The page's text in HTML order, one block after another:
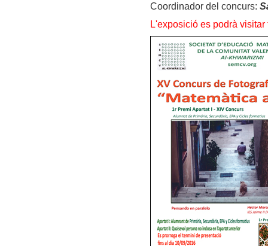
Coordinador del concurs:
L'exposició es podrà